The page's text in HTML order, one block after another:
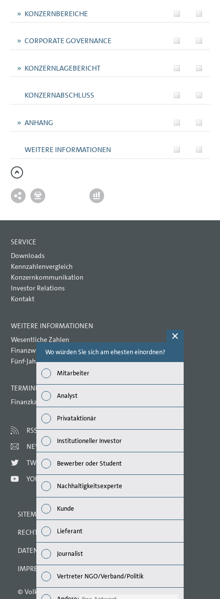
KONZERNBEREICHE
CORPORATE GOVERNANCE
KONZERNLAGEBERICHT
KONZERNABSCHLUSS
ANHANG
WEITERE INFORMATIONEN
SERVICE
Downloads
Kennzahlenvergleich
Konzernkommunikation
Investor Relations
Kontakt
WEITERE INFORMATIONEN
Wesentliche Zahlen
Finanzwirtschaftliche Kennzahlen
Fünf-Jahres-Übersicht
TERMINE 2021
Finanzkalender
RSS
NEWSLETTER
TWITTER
YOUTUBE
SITEMAP
RECHTLICHE HINWEISE
DATENSCHUTZERKLÄRUNG
IMPRESSUM
© Volkswagen AG 2021
Wo würden Sie sich am ehesten einordnen?
Mitarbeiter
Analyst
Privataktionär
Institutioneller Investor
Bewerber oder Student
Nachhaltigkeitsexperte
Kunde
Lieferant
Journalist
Vertreter NGO/Verband/Politik